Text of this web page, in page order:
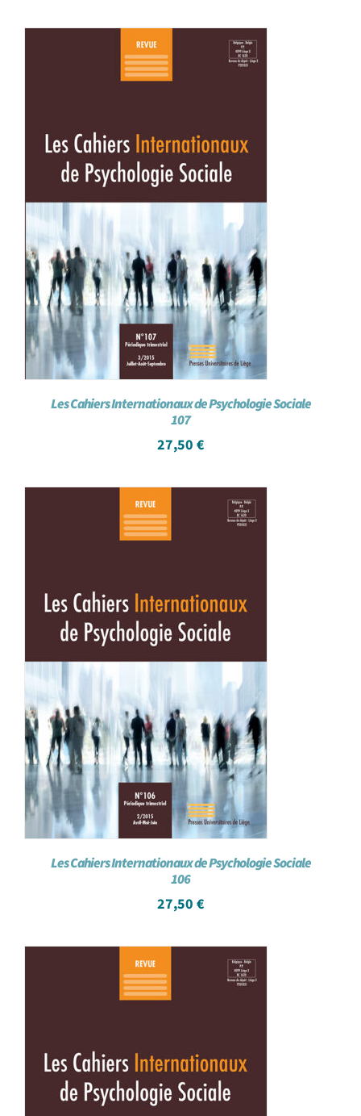
Les Cahiers Internationaux de Psychologie Sociale
107
27,50 €
Les Cahiers Internationaux de Psychologie Sociale
106
27,50 €